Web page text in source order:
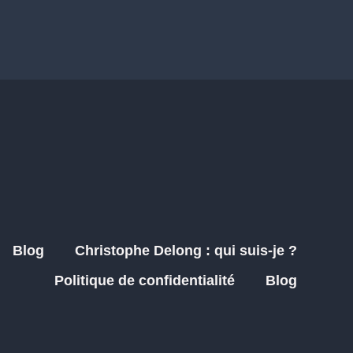
Blog
Christophe Delong : qui suis-je ?
Politique de confidentialité
Blog